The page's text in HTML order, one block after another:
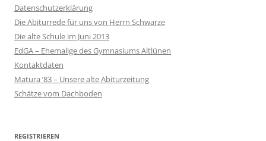
Datenschutzerklärung
Die Abiturrede für uns von Herrn Schwarze
Die alte Schule im Juni 2013
EdGA – Ehemalige des Gymnasiums Altlünen
Kontaktdaten
Matura ’83 – Unsere alte Abiturzeitung
Schätze vom Dachboden
REGISTRIEREN